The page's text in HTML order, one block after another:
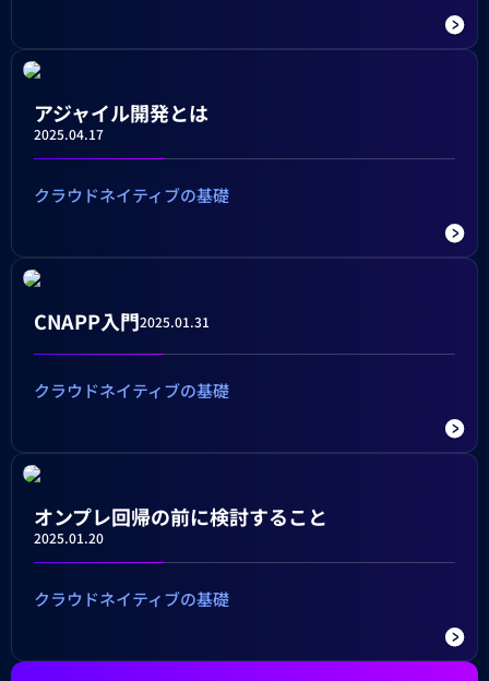
アジャイル開発とは
2025.04.17
クラウドネイティブの基礎
CNAPP入門2025.01.31
クラウドネイティブの基礎
オンプレ回帰の前に検討すること
2025.01.20
クラウドネイティブの基礎